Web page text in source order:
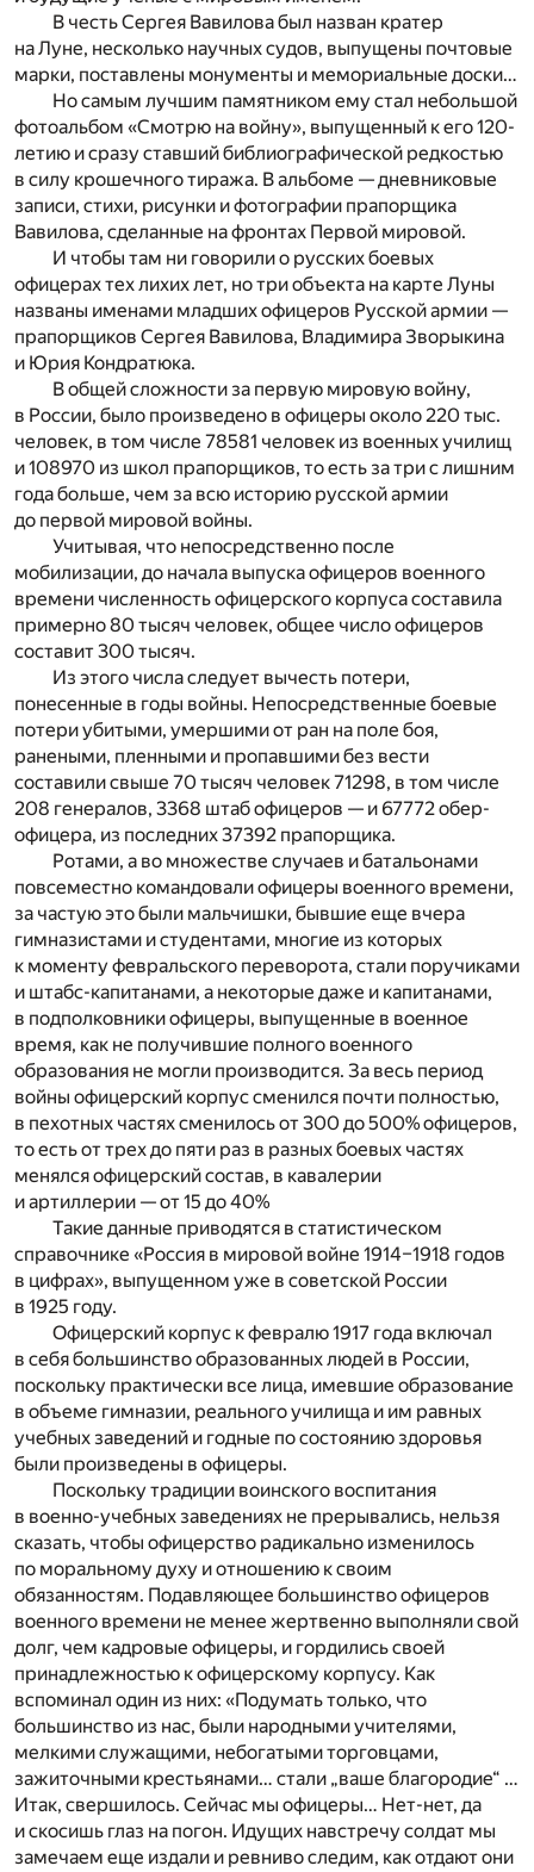
В честь Сергея Вавилова был назван кратер
на Луне, несколько научных судов, выпущены почтовые
марки, поставлены монументы и мемориальные доски…
Но самым лучшим памятником ему стал небольшой
фотоальбом «Смотрю на войну», выпущенный к его 120-
летию и сразу ставший библиографической редкостью
в силу крошечного тиража. В альбоме — дневниковые
записи, стихи, рисунки и фотографии прапорщика
Вавилова, сделанные на фронтах Первой мировой.
И чтобы там ни говорили о русских боевых
офицерах тех лихих лет, но три объекта на карте Луны
названы именами младших офицеров Русской армии —
прапорщиков Сергея Вавилова, Владимира Зворыкина
и Юрия Кондратюка.
В общей сложности за первую мировую войну,
в России, было произведено в офицеры около 220 тыс.
человек, в том числе 78581 человек из военных училищ
и 108970 из школ прапорщиков, то есть за три с лишним
года больше, чем за всю историю русской армии
до первой мировой войны.
Учитывая, что непосредственно после
мобилизации, до начала выпуска офицеров военного
времени численность офицерского корпуса составила
примерно 80 тысяч человек, общее число офицеров
составит 300 тысяч.
Из этого числа следует вычесть потери,
понесенные в годы войны. Непосредственные боевые
потери убитыми, умершими от ран на поле боя,
ранеными, пленными и пропавшими без вести
составили свыше 70 тысяч человек 71298, в том числе
208 генералов, 3368 штаб офицеров — и 67772 обер-
офицера, из последних 37392 прапорщика.
Ротами, а во множестве случаев и батальонами
повсеместно командовали офицеры военного времени,
за частую это были мальчишки, бывшие еще вчера
гимназистами и студентами, многие из которых
к моменту февральского переворота, стали поручиками
и штабс-капитанами, а некоторые даже и капитанами,
в подполковники офицеры, выпущенные в военное
время, как не получившие полного военного
образования не могли производится. За весь период
войны офицерский корпус сменился почти полностью,
в пехотных частях сменилось от 300 до 500% офицеров,
то есть от трех до пяти раз в разных боевых частях
менялся офицерский состав, в кавалерии
и артиллерии — от 15 до 40%
Такие данные приводятся в статистическом
справочнике «Россия в мировой войне 1914–1918 годов
в цифрах», выпущенном уже в советской России
в 1925 году.
Офицерский корпус к февралю 1917 года включал
в себя большинство образованных людей в России,
поскольку практически все лица, имевшие образование
в объеме гимназии, реального училища и им равных
учебных заведений и годные по состоянию здоровья
были произведены в офицеры.
Поскольку традиции воинского воспитания
в военно-учебных заведениях не прерывались, нельзя
сказать, чтобы офицерство радикально изменилось
по моральному духу и отношению к своим
обязанностям. Подавляющее большинство офицеров
военного времени не менее жертвенно выполняли свой
долг, чем кадровые офицеры, и гордились своей
принадлежностью к офицерскому корпусу. Как
вспоминал один из них: «Подумать только, что
большинство из нас, были народными учителями,
мелкими служащими, небогатыми торговцами,
зажиточными крестьянами… стали „ваше благородие“ …
Итак, свершилось. Сейчас мы офицеры… Нет-нет, да
и скосишь глаз на погон. Идущих навстречу солдат мы
замечаем еще издали и ревниво следим, как отдают они